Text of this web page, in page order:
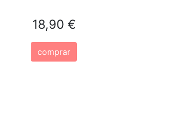
18,90 €
comprar